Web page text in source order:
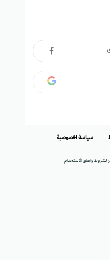
واتفاق الاستخدام
سياسة الخصوصية